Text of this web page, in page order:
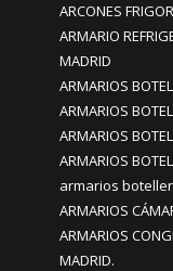
ARCONES
ARMARIO
MADRID
ARMARIOS
ARMARIOS
ARMARIOS
ARMARIOS
armarios
ARMARIOS
ARMARIOS
MADRID.